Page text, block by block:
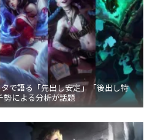
タで語る「先出し安定」「後出し特
勢による分析が話題